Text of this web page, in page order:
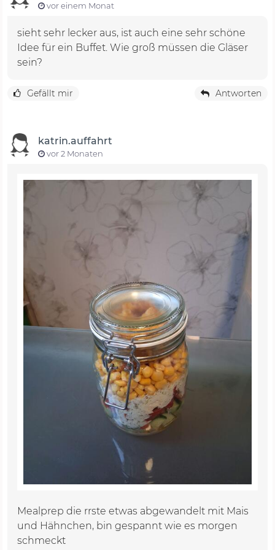
vor einem Monat
sieht sehr lecker aus, ist auch eine sehr schöne
Idee für ein Buffet. Wie groß müssen die Gläser
sein?
Gefällt mir Antworten
katrin.auffahrt
vor 2 Monaten
Mealprep die rrste etwas abgewandelt mit Mais
und Hähnchen, bin gespannt wie es morgen
schmeckt